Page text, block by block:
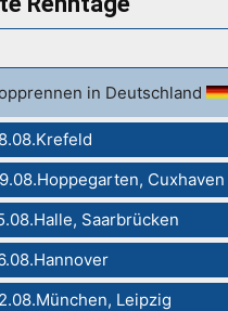
in Deutschland
Cuxhaven
Saarbrücken
Leipzig